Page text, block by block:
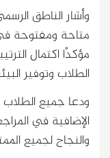
وأشار الناطق
متاحة ومفتوحة
مؤكدًا اكتمال
الطلاب وتوفير
ودعا جميع الطلاب
الإضافية في
والنجاح لجميع